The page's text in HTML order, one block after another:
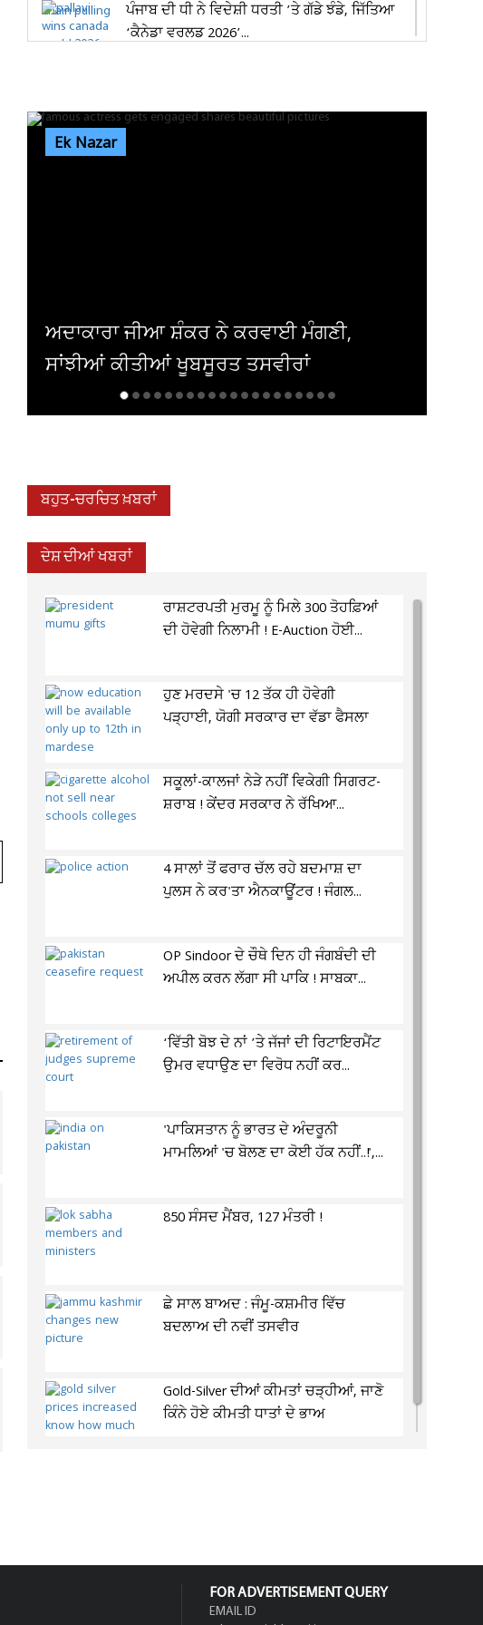
ਪੰਜਾਬ ਦੀ ਧੀ ਨੇ ਵਿਦੇਸ਼ੀ ਧਰਤੀ ’ਤੇ ਗੱਡੇ ਝੰਡੇ, ਜਿੱਤਿਆ
‘ਕੈਨੇਡਾ ਵਰਲਡ 2026’...
Ek Nazar
ਇਮਰਾਨ ਖਾਨ ਦੀ ਜੇਲ੍ਹਬੰਦੀ ਦੇ 3 ਸਾਲ ਪੂਰੇ;
ਪੀ.ਟੀ.ਆਈ. ਦਾ ਜ਼ਬਰਦਸਤ ਸ਼ਕਤੀ...
ਬਹੁਤ-ਚਰਚਿਤ ਖ਼ਬਰਾਂ
ਦੇਸ਼ ਦੀਆਂ ਖਬਰਾਂ
ਰਾਸ਼ਟਰਪਤੀ ਮੁਰਮੂ ਨੂੰ ਮਿਲੇ 300 ਤੋਹਫ਼ਿਆਂ
ਦੀ ਹੋਵੇਗੀ ਨਿਲਾਮੀ ! E-Auction ਹੋਈ...
ਹੁਣ ਮਰਦਸੇ 'ਚ 12 ਤੱਕ ਹੀ ਹੋਵੇਗੀ
ਪੜ੍ਹਾਈ, ਯੋਗੀ ਸਰਕਾਰ ਦਾ ਵੱਡਾ ਫੈਸਲਾ
ਸਕੂਲਾਂ-ਕਾਲਜਾਂ ਨੇੜੇ ਨਹੀਂ ਵਿਕੇਗੀ ਸਿਗਰਟ-
ਸ਼ਰਾਬ ! ਕੇਂਦਰ ਸਰਕਾਰ ਨੇ ਰੱਖਿਆ...
4 ਸਾਲਾਂ ਤੋਂ ਫਰਾਰ ਚੱਲ ਰਹੇ ਬਦਮਾਸ਼ ਦਾ
ਪੁਲਸ ਨੇ ਕਰ'ਤਾ ਐਨਕਾਊਂਟਰ ! ਜੰਗਲ...
OP Sindoor ਦੇ ਚੌਥੇ ਦਿਨ ਹੀ ਜੰਗਬੰਦੀ ਦੀ
ਅਪੀਲ ਕਰਨ ਲੱਗਾ ਸੀ ਪਾਕਿ ! ਸਾਬਕਾ...
‘ਵਿੱਤੀ ਬੋਝ ਦੇ ਨਾਂ ’ਤੇ ਜੱਜਾਂ ਦੀ ਰਿਟਾਇਰਮੈਂਟ
ਉਮਰ ਵਧਾਉਣ ਦਾ ਵਿਰੋਧ ਨਹੀਂ ਕਰ...
'ਪਾਕਿਸਤਾਨ ਨੂੰ ਭਾਰਤ ਦੇ ਅੰਦਰੂਨੀ
ਮਾਮਲਿਆਂ 'ਚ ਬੋਲਣ ਦਾ ਕੋਈ ਹੱਕ ਨਹੀਂ..!',...
850 ਸੰਸਦ ਮੈਂਬਰ, 127 ਮੰਤਰੀ !
ਛੇ ਸਾਲ ਬਾਅਦ : ਜੰਮੂ-ਕਸ਼ਮੀਰ ਵਿੱਚ
ਬਦਲਾਅ ਦੀ ਨਵੀਂ ਤਸਵੀਰ
Gold-Silver ਦੀਆਂ ਕੀਮਤਾਂ ਚੜ੍ਹੀਆਂ, ਜਾਣੋ
ਕਿੰਨੇ ਹੋਏ ਕੀਮਤੀ ਧਾਤਾਂ ਦੇ ਭਾਅ
FOR ADVERTISEMENT QUERY
EMAIL ID